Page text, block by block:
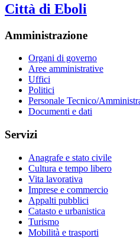
Città di Eboli
Amministrazione
Organi di governo
Aree amministrative
Uffici
Politici
Personale Tecnico/
Documenti e dati
Servizi
Anagrafe e stato civile
Cultura e tempo libero
Vita lavorativa
Imprese e commercio
Appalti pubblici
Catasto e urbanistica
Turismo
Mobilità e trasporti